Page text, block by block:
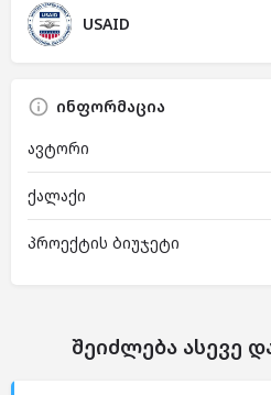
USAID
ინფორმაცია
ავტორი
ქალაქი
პროექტის ბიუჯეტი
შეიძლება ასევე